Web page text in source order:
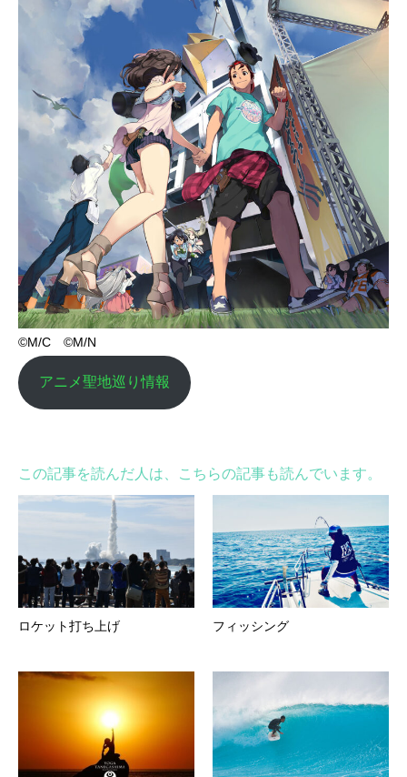
©M/C ©M/N
アニメ聖地巡り情報
この記事を読んだ人は、こちらの記事も読んでいます。
ロケット打ち上げ フィッシング